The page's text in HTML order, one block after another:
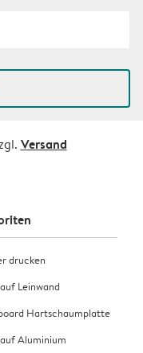
Versand
drucken
Leinwand
Hartschaumplatte
Aluminium